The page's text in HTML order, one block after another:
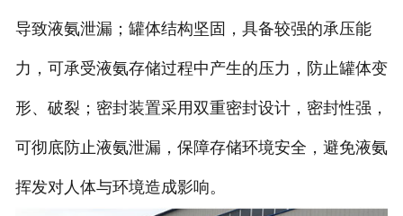
导致液氨泄漏；罐体结构坚固，具备较强的承压能
力，可承受液氨存储过程中产生的压力，防止罐体变
形、破裂；密封装置采用双重密封设计，密封性强，
可彻底防止液氨泄漏，保障存储环境安全，避免液氨
挥发对人体与环境造成影响。